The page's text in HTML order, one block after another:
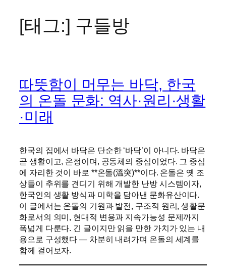
[태그:] 구들방
따뜻함이 머무는 바닥, 한국
의 온돌 문화: 역사·원리·생활
·미래
한국의 집에서 바닥은 단순한 ‘바닥’이 아니다. 바닥은
곧 생활이고, 온정이며, 공동체의 중심이었다. 그 중심
에 자리한 것이 바로 **온돌(溫突)**이다. 온돌은 옛 조
상들이 추위를 견디기 위해 개발한 난방 시스템이자,
한국인의 생활 방식과 미학을 담아낸 문화유산이다.
이 글에서는 온돌의 기원과 발전, 구조적 원리, 생활문
화로서의 의미, 현대적 변용과 지속가능성 문제까지
폭넓게 다룬다. 긴 글이지만 읽을 만한 가치가 있는 내
용으로 구성했다 — 차분히 내려가며 온돌의 세계를
함께 걸어보자.